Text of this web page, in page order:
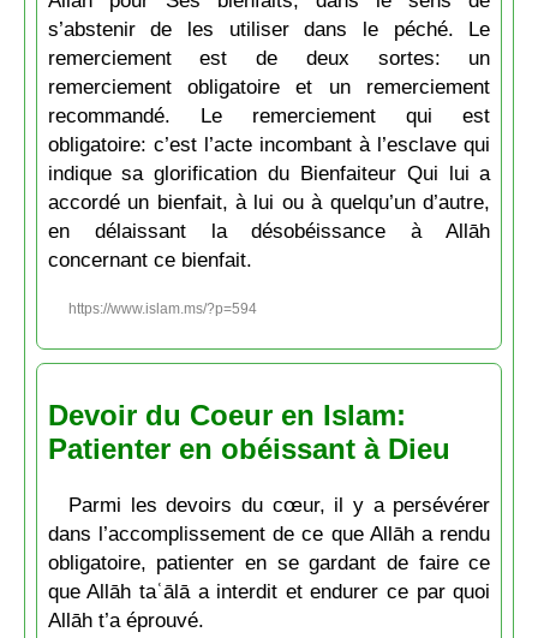
s’abstenir de les utiliser dans le péché. Le
remerciement est de deux sortes: un
remerciement obligatoire et un remerciement
recommandé. Le remerciement qui est
obligatoire: c’est l’acte incombant à l’esclave qui
indique sa glorification du Bienfaiteur Qui lui a
accordé un bienfait, à lui ou à quelqu’un d’autre,
en délaissant la désobéissance à Allāh
concernant ce bienfait.
https://www.islam.ms/?p=594
Devoir du Coeur en Islam:
Patienter en obéissant à Dieu
Parmi les devoirs du cœur, il y a persévérer
dans l’accomplissement de ce que Allāh a rendu
obligatoire, patienter en se gardant de faire ce
que Allāh taʿālā a interdit et endurer ce par quoi
Allāh t’a éprouvé.